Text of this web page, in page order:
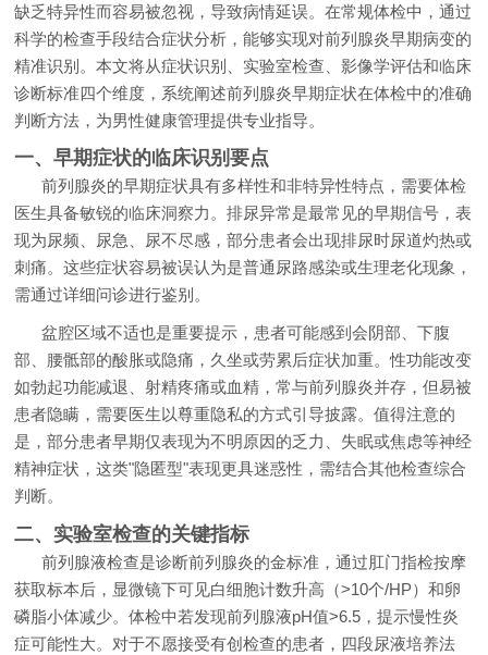
缺乏特异性而容易被忽视，导致病情延误。在常规体检中，通过
科学的检查手段结合症状分析，能够实现对前列腺炎早期病变的
精准识别。本文将从症状识别、实验室检查、影像学评估和临床
诊断标准四个维度，系统阐述前列腺炎早期症状在体检中的准确
判断方法，为男性健康管理提供专业指导。
一、早期症状的临床识别要点
前列腺炎的早期症状具有多样性和非特异性特点，需要体检
医生具备敏锐的临床洞察力。排尿异常是最常见的早期信号，表
现为尿频、尿急、尿不尽感，部分患者会出现排尿时尿道灼热或
刺痛。这些症状容易被误认为是普通尿路感染或生理老化现象，
需通过详细问诊进行鉴别。
盆腔区域不适也是重要提示，患者可能感到会阴部、下腹
部、腰骶部的酸胀或隐痛，久坐或劳累后症状加重。性功能改变
如勃起功能减退、射精疼痛或血精，常与前列腺炎并存，但易被
患者隐瞒，需要医生以尊重隐私的方式引导披露。值得注意的
是，部分患者早期仅表现为不明原因的乏力、失眠或焦虑等神经
精神症状，这类"隐匿型"表现更具迷惑性，需结合其他检查综合
判断。
二、实验室检查的关键指标
前列腺液检查是诊断前列腺炎的金标准，通过肛门指检按摩
获取标本后，显微镜下可见白细胞计数升高（>10个/HP）和卵
磷脂小体减少。体检中若发现前列腺液pH值>6.5，提示慢性炎
症可能性大。对于不愿接受有创检查的患者，四段尿液培养法